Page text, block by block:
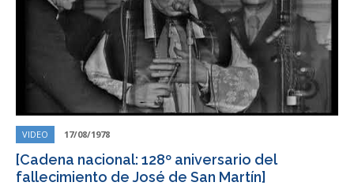
VIDEO 17/08/1978
[Cadena nacional: 128º aniversario del
fallecimiento de José de San Martín]